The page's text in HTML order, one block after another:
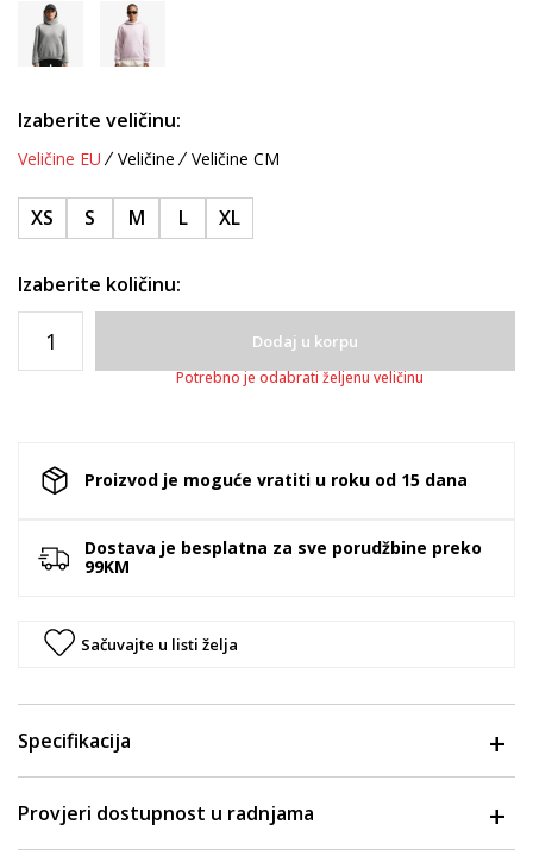
Izaberite veličinu:
Veličine EU Veličine Veličine CM
XS S M L XL
Izaberite količinu:
Dodaj u korpu
Potrebno je odabrati željenu veličinu
Proizvod je moguće vratiti u roku od 15 dana
Dostava je besplatna za sve porudžbine preko
99KM
Sačuvajte u listi želja
Specifikacija
Provjeri dostupnost u radnjama